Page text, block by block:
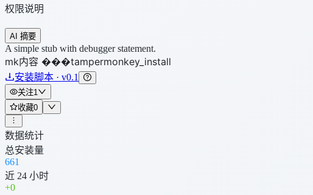
权限说明
AI 摘要
A simple stub with debugger statement.
mk内容 ���tampermonkey_install
安装脚本 · v0.1
关注1
收藏0
数据统计
总安装量
661
近 24 小时
+0